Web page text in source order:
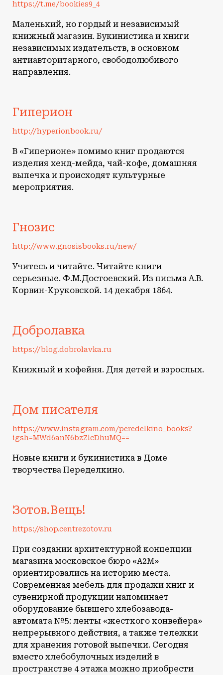
https://t.me/bookies9_4
Маленький, но гордый и независимый
книжный магазин. Букинистика и книги
независимых издательств, в основном
антиавторитарного, свободолюбивого
направления.
Гиперион
http://hyperionbook.ru/
В «Гиперионе» помимо книг продаются
изделия хенд-мейда, чай-кофе, домашняя
выпечка и происходят культурные
мероприятия.
Гнозис
http://www.gnosisbooks.ru/new/
Учитесь и читайте. Читайте книги
серьезные. Ф.М.Достоевский. Из письма А.В.
Корвин-Круковской. 14 декабря 1864.
Добролавка
https://blog.dobrolavka.ru
Книжный и кофейня. Для детей и взрослых.
Дом писателя
https://www.instagram.com/peredelkino_books?
igsh=MWd6anN6bzZlcDhuMQ==
Новые книги и букинистика в Доме
творчества Переделкино.
Зотов.Вещь!
https://shop.centrezotov.ru
При создании архитектурной концепции
магазина московское бюро «А2М»
ориентировались на историю места.
Современная мебель для продажи книг и
сувенирной продукции напоминает
оборудование бывшего хлебозавода-
автомата №5: ленты «жесткого конвейера»
непрерывного действия, а также тележки
для хранения готовой выпечки. Сегодня
вместо хлебобулочных изделий в
пространстве 4 этажа можно приобрести